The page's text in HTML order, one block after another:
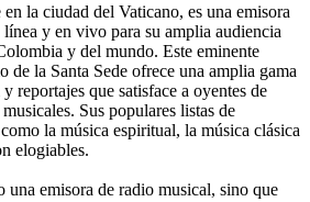
la ciudad del Vaticano, es una emisora
y en vivo para su amplia audiencia
y del mundo. Este eminente
de la Santa Sede ofrece una amplia gama
reportajes que satisface a oyentes de
Sus populares listas de
la música espiritual, la música clásica
elogiables.
una emisora de radio musical, sino que